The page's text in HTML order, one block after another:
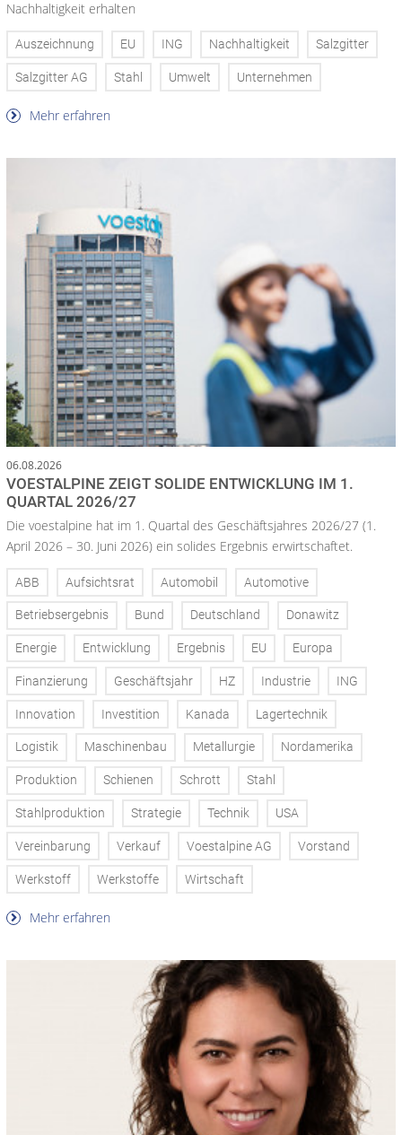
Nachhaltigkeit erhalten
Auszeichnung EU ING Nachhaltigkeit Salzgitter
Salzgitter AG Stahl Umwelt Unternehmen
Mehr erfahren
06.08.2026
VOESTALPINE ZEIGT SOLIDE ENTWICKLUNG IM 1.
QUARTAL 2026/27
Die voestalpine hat im 1. Quartal des Geschäftsjahres 2026/27 (1.
April 2026 – 30. Juni 2026) ein solides Ergebnis erwirtschaftet.
ABB Aufsichtsrat Automobil Automotive
Betriebsergebnis Bund Deutschland Donawitz
Energie Entwicklung Ergebnis EU Europa
Finanzierung Geschäftsjahr HZ Industrie ING
Innovation Investition Kanada Lagertechnik
Logistik Maschinenbau Metallurgie Nordamerika
Produktion Schienen Schrott Stahl
Stahlproduktion Strategie Technik USA
Vereinbarung Verkauf Voestalpine AG Vorstand
Werkstoff Werkstoffe Wirtschaft
Mehr erfahren